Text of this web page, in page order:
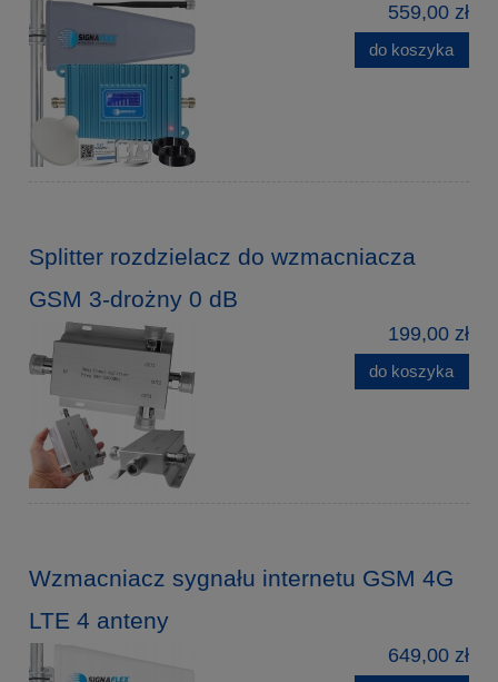
559,00 zł
do koszyka
Splitter rozdzielacz do wzmacniacza
GSM 3-drożny 0 dB
199,00 zł
do koszyka
Wzmacniacz sygnału internetu GSM 4G
LTE 4 anteny
649,00 zł